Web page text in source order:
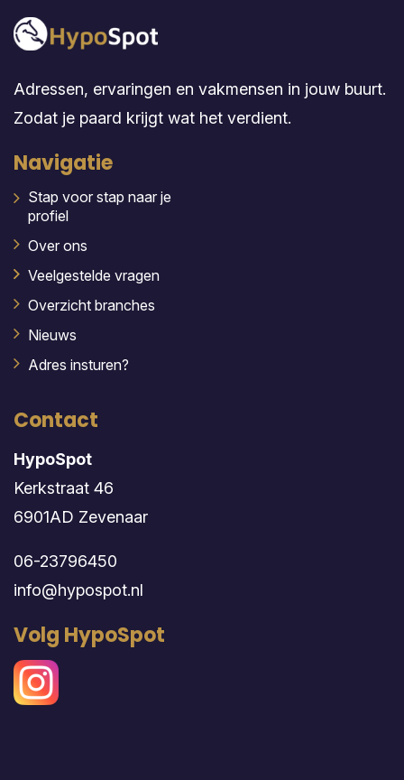
Adressen, ervaringen en vakmensen in jouw buurt.
Zodat je paard krijgt wat het verdient.
Navigatie
Stap voor stap naar je
profiel
Over ons
Veelgestelde vragen
Overzicht branches
Nieuws
Adres insturen?
Contact
HypoSpot
Kerkstraat 46
6901AD Zevenaar
06-23796450
info@hypospot.nl
Volg HypoSpot